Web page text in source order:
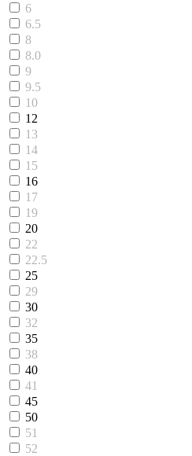
6
6.5
8
8.0
9
9.5
10
12
13
14
15
16
17
19
20
22
22.5
25
29
30
32
35
38
40
41
45
50
51
52